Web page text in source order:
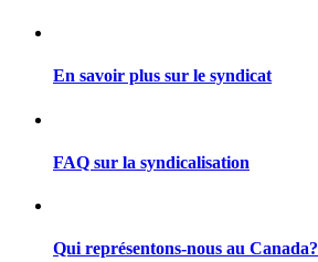
En savoir plus sur le syndicat
FAQ sur la syndicalisation
Qui représentons-nous au Canada?